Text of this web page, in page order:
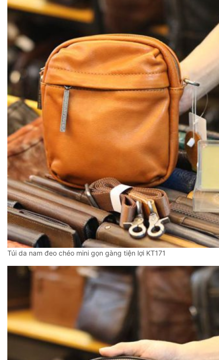
Túi da nam đeo chéo mini gọn gàng tiện lợi KT171